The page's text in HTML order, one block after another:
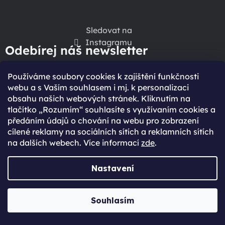
Používáme soubory cookies k zajištění funkčnosti
webu a s Vaším souhlasem i mj. k personalizaci
obsahu našich webových stránek. Kliknutím na
tlačítko „Rozumím“ souhlasíte s využívaním cookies a
předáním údajů o chování na webu pro zobrazení
cílené reklamy na sociálních sítích a reklamních sítích
na dalších webech. Více informací zde.
Nastavení
Souhlasím
Sledovat na
Instagramu
Odebírej náš newsletter
Speciální slevy a akce
Žádný spam
Kdykoliv se odhlásíš
Získejte exkluzivní přístup k novinkám, slevám a
nabídkám speciálně pro vás.
CHCI SPECIÁLNÍ VÝHODY
Vložením e-mailu souhlasíte s